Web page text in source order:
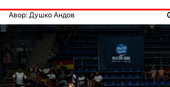
Авор: Душко Андов